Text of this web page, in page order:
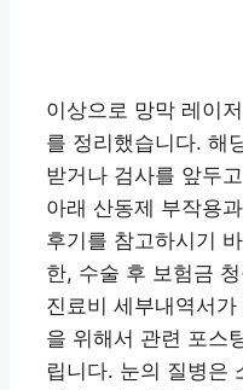
이상으로 망막 레이
를 정리했습니다. 해
받거나 검사를 앞두
아래 산동제 부작용
후기를 참고하시기
한, 수술 후 보험금
진료비 세부내역서가
을 위해서 관련 포스
립니다. 눈의 질병은